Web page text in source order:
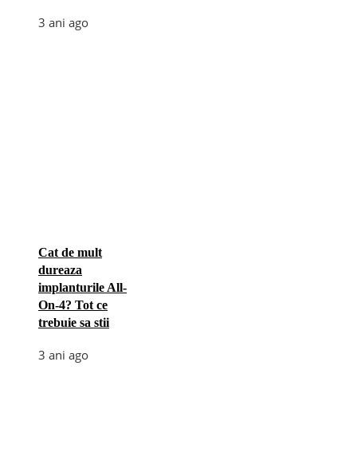
3 ani ago
Cat de mult
dureaza
implanturile All-
On-4? Tot ce
trebuie sa stii
3 ani ago